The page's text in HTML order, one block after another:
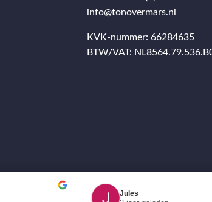
info@tonovermars.nl
KVK-nummer: 66284635
BTW/VAT:
Jules